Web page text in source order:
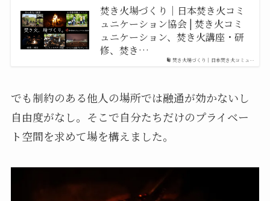
焚き火場づくり｜日本焚き火コミュ…
焚き火場づくり｜日本焚き火コミ
ュニケーション協会 | 焚き火コミ
ュニケーション、焚き火講座・研
修、焚き…
でも制約のある他人の場所では融通が効かないし
自由度がなし。そこで自分たちだけのプライベー
ト空間を求めて場を構えました。